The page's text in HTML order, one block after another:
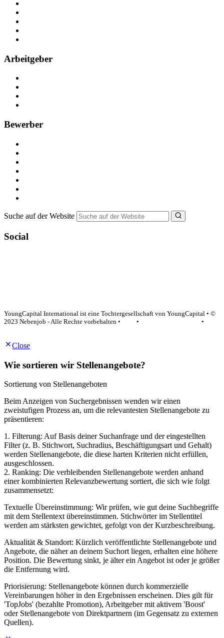
Arbeitgeber
Bewerber
Suche auf der Website
Social
YoungCapital International ist eine Tochtergesellschaft von YoungCapital • ©
2023 Nebenjob - Alle Rechte vorbehalten •
•
•
Close
Wie sortieren wir Stellenangebote?
Sortierung von Stellenangeboten
Beim Anzeigen von Suchergebnissen wenden wir einen
zweistufigen Prozess an, um die relevantesten Stellenangebote zu
präsentieren:
1. Filterung: Auf Basis deiner Suchanfrage und der eingestellten
Filter (z. B. Stichwort, Suchradius, Beschäftigungsart und Gehalt)
werden Stellenangebote, die diese harten Kriterien nicht erfüllen,
ausgeschlossen.
2. Ranking: Die verbleibenden Stellenangebote werden anhand
einer kombinierten Relevanzbewertung sortiert, die sich wie folgt
zusammensetzt:
Textuelle Übereinstimmung: Wir prüfen, wie gut deine Suchbegriffe
mit dem Stellentext übereinstimmen. Stichwörter im Stellentitel
werden am stärksten gewichtet, gefolgt von der Kurzbeschreibung.
Aktualität & Standort: Kürzlich veröffentlichte Stellenangebote und
Angebote, die näher an deinem Suchort liegen, erhalten eine höhere
Position. Die Bewertung sinkt, je älter ein Angebot ist oder je größer
die Entfernung wird.
Priorisierung: Stellenangebote können durch kommerzielle
Vereinbarungen höher in den Ergebnissen erscheinen. Dies gilt für
'TopJobs' (bezahlte Promotion), Arbeitgeber mit aktivem 'Boost'
oder Stellenangebote von Direktpartnern (im Gegensatz zu externen
Quellen).